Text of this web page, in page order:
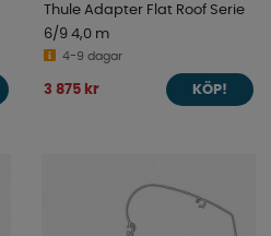
Thule Adapter Flat Roof Serie
6/9 4,0 m
4-9 dagar
3 875 kr KÖP!